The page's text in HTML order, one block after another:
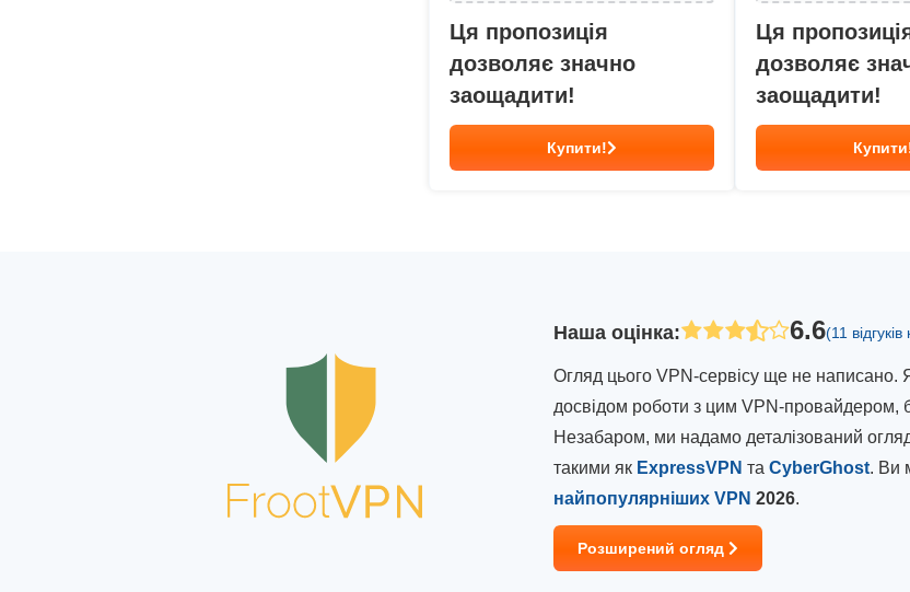
Ця пропозиція
дозволяє значно
заощадити!
Купити!
Ця
дозволяє
заощадити!
Наша оцінка: 6.6(11
Огляд цього VPN-сервісу ще не
досвідом роботи з цим VPN-провайдером,
Незабаром, ми надамо деталізований
такими як ExpressVPN та CyberGhost. Ви
найпопулярніших VPN 2026.
Розширений огляд